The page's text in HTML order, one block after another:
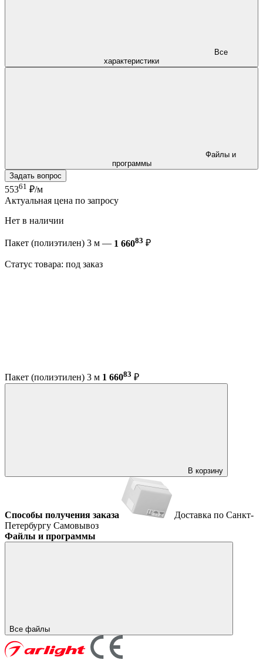
характеристики
программы
Задать вопрос
55361 ₽/м
Актуальная цена по запросу
Нет в наличии
Пакет (полиэтилен) 3 м — 1 66083 ₽
Статус товара: под заказ
Пакет (полиэтилен) 3 м 1 66083 ₽
В корзину
Способы получения заказа
Доставка по Санкт-
Петербургу Самовывоз
Файлы и программы
Все файлы